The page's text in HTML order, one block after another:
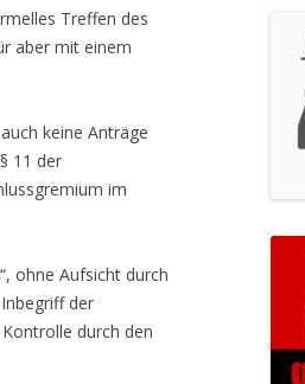
Treffen des
aber mit einem
keine Anträge
11 der
im
ohne Aufsicht durch
der
durch den